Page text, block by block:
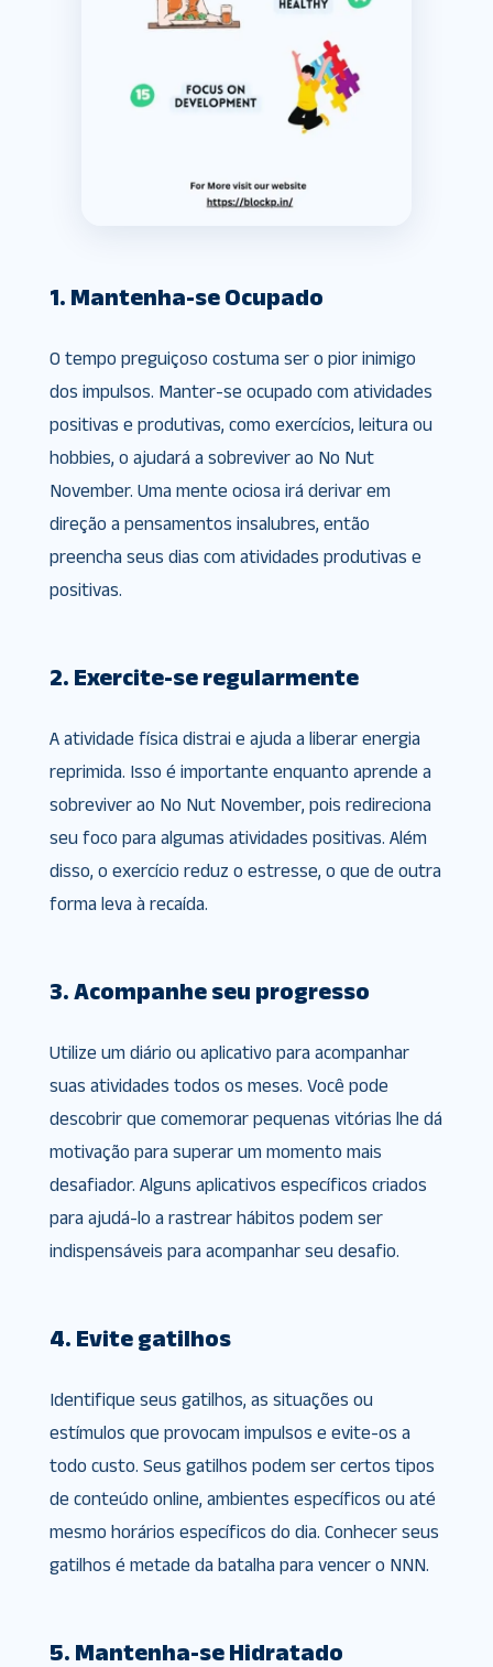
1. Mantenha-se Ocupado
O tempo preguiçoso costuma ser o pior inimigo
dos impulsos. Manter-se ocupado com atividades
positivas e produtivas, como exercícios, leitura ou
hobbies, o ajudará a sobreviver ao No Nut
November. Uma mente ociosa irá derivar em
direção a pensamentos insalubres, então
preencha seus dias com atividades produtivas e
positivas.
2. Exercite-se regularmente
A atividade física distrai e ajuda a liberar energia
reprimida. Isso é importante enquanto aprende a
sobreviver ao No Nut November, pois redireciona
seu foco para algumas atividades positivas. Além
disso, o exercício reduz o estresse, o que de outra
forma leva à recaída.
3. Acompanhe seu progresso
Utilize um diário ou aplicativo para acompanhar
suas atividades todos os meses. Você pode
descobrir que comemorar pequenas vitórias lhe dá
motivação para superar um momento mais
desafiador. Alguns aplicativos específicos criados
para ajudá-lo a rastrear hábitos podem ser
indispensáveis para acompanhar seu desafio.
4. Evite gatilhos
Identifique seus gatilhos, as situações ou
estímulos que provocam impulsos e evite-os a
todo custo. Seus gatilhos podem ser certos tipos
de conteúdo online, ambientes específicos ou até
mesmo horários específicos do dia. Conhecer seus
gatilhos é metade da batalha para vencer o NNN.
5. Mantenha-se Hidratado